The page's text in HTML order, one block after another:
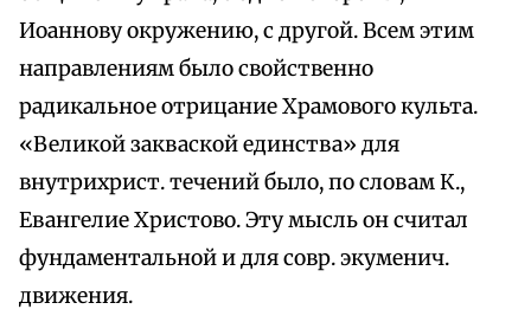
Иоаннову окружению, с другой. Всем этим
направлениям было свойственно
радикальное отрицание Храмового культа.
«Великой закваской единства» для
внутрихрист. течений было, по словам К.,
Евангелие Христово. Эту мысль он считал
фундаментальной и для совр. экуменич.
движения.